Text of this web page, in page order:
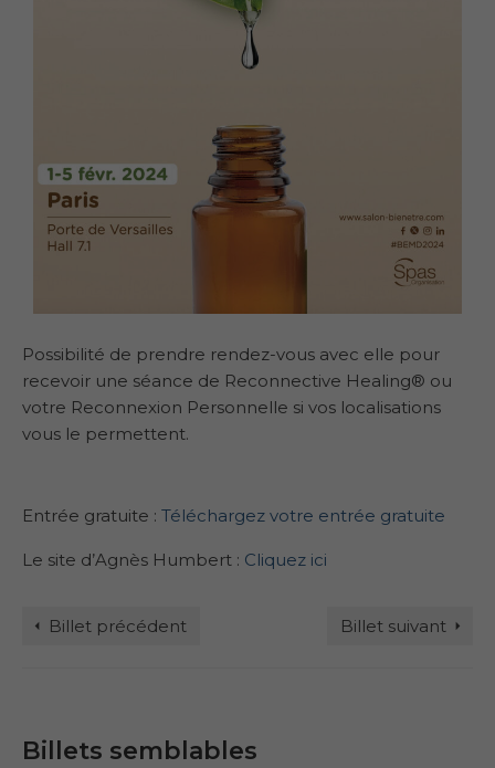
Possibilité de prendre rendez-vous avec elle pour
recevoir une séance de Reconnective Healing® ou
votre Reconnexion Personnelle si vos localisations
vous le permettent.
Entrée gratuite : Téléchargez votre entrée gratuite
Le site d’Agnès Humbert : Cliquez ici
Billet précédent Billet suivant
Billets semblables